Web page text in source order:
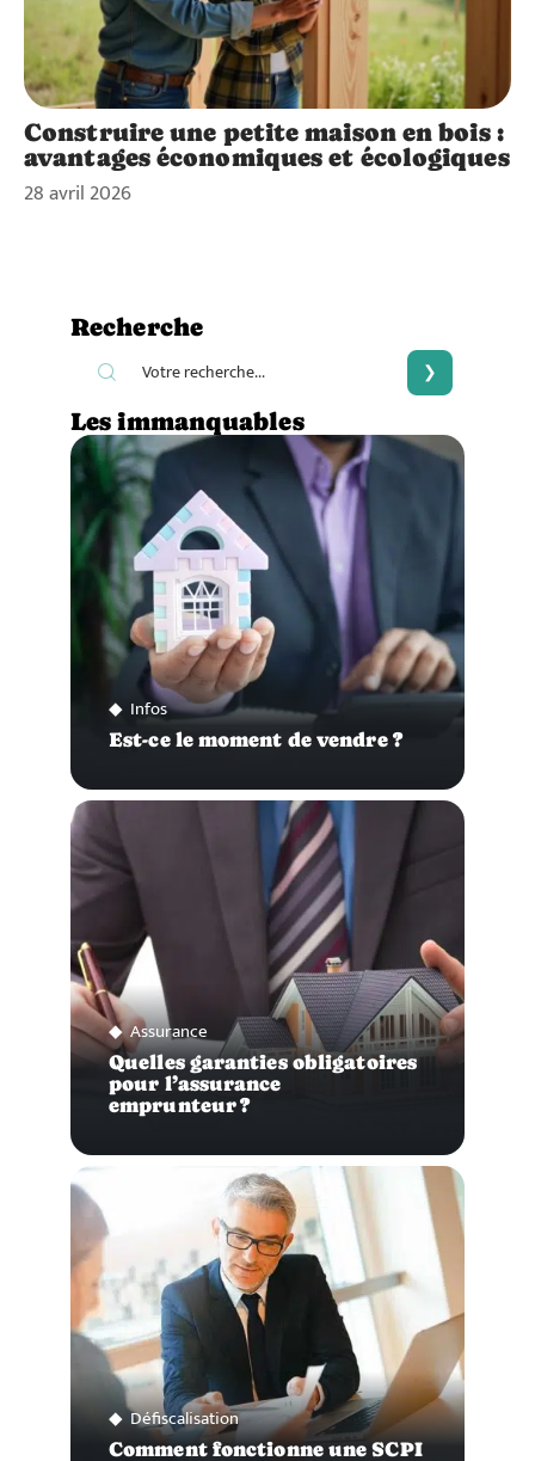
Construire une petite maison en bois :
avantages économiques et écologiques
28 avril 2026
Recherche
Les immanquables
Infos
Est-ce le moment de vendre ?
Assurance
Quelles garanties obligatoires
pour l’assurance
emprunteur ?
Défiscalisation
Comment fonctionne une SCPI